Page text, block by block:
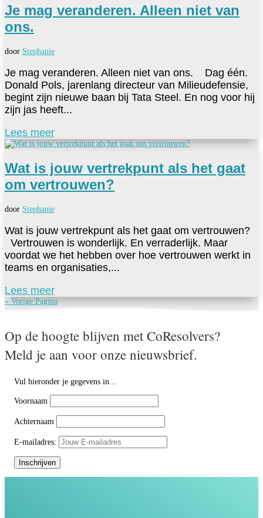
Je mag veranderen. Alleen niet van
ons.
door Stephanie
Je mag veranderen. Alleen niet van ons. Dag één.
Donald Pols, jarenlang directeur van Milieudefensie,
begint zijn nieuwe baan bij Tata Steel. En nog voor hij
zijn jas heeft...
Lees meer
Wat is jouw vertrekpunt als het gaat
om vertrouwen?
door Stephanie
Wat is jouw vertrekpunt als het gaat om vertrouwen?
Vertrouwen is wonderlijk. En verraderlijk. Maar
voordat we het hebben over hoe vertrouwen werkt in
teams en organisaties,...
Lees meer
« Vorige Pagina
Op de hoogte blijven met CoResolvers?
Meld je aan voor onze nieuwsbrief.
Vul hieronder je gegevens in...
Voornaam
Achternaam
E-mailadres: